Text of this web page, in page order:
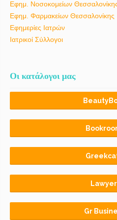
Εφημ. Νοσοκομείων
Εφημ. Φαρμακείων Θεσσαλονίκης
Εφημερίες Ιατρών
Ιατρικοί Σύλλογοι
Οι κατάλογοι μας
Gr